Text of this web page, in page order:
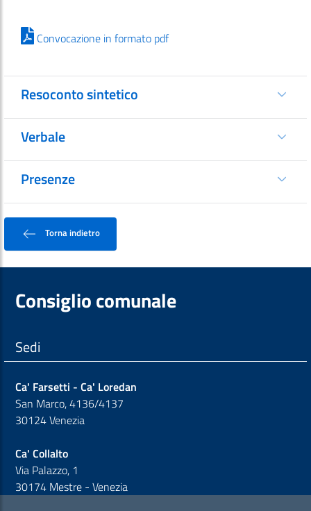
Convocazione in formato pdf
Resoconto sintetico
Verbale
Presenze
Torna indietro
Consiglio comunale
Sedi
Ca' Farsetti - Ca' Loredan
San Marco, 4136/4137
30124 Venezia
Ca' Collalto
Via Palazzo, 1
30174 Mestre - Venezia